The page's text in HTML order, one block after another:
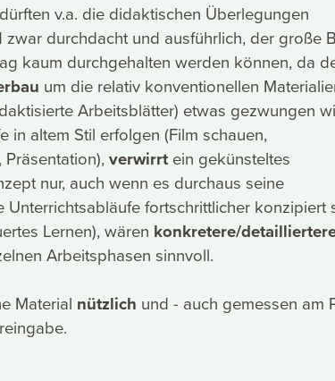
dürften v.a. die didaktischen Überlegungen
zwar durchdacht und ausführlich, der große
kaum durchgehalten werden können, da
um die relativ konventionellen
Arbeitsblätter) etwas gezwungen
in altem Stil erfolgen (Film schauen,
verwirrt ein gekünsteltes
nur, auch wenn es durchaus seine
Unterrichtsabläufe fortschrittlicher konzipiert
Lernen), wären konkretere/
Arbeitsphasen sinnvoll.
Material nützlich und - auch gemessen am